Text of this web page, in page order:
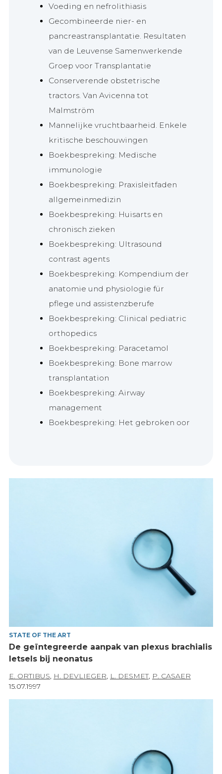
Voeding en nefrolithiasis
Gecombineerde nier- en
pancreastransplantatie. Resultaten
van de Leuvense Samenwerkende
Groep voor Transplantatie
Conserverende obstetrische
tractors. Van Avicenna tot
Malmström
Mannelijke vruchtbaarheid. Enkele
kritische beschouwingen
Boekbespreking: Medische
immunologie
Boekbespreking: Praxisleitfaden
allgemeinmedizin
Boekbespreking: Huisarts en
chronisch zieken
Boekbespreking: Ultrasound
contrast agents
Boekbespreking: Kompendium der
anatomie und physiologie für
pflege und assistenzberufe
Boekbespreking: Clinical pediatric
orthopedics
Boekbespreking: Paracetamol
Boekbespreking: Bone marrow
transplantation
Boekbespreking: Airway
management
Boekbespreking: Het gebroken oor
STATE OF THE ART
De geïntegreerde aanpak van plexus brachialis
letsels bij neonatus
E. ORTIBUS, H. DEVLIEGER, L. DESMET, P. CASAER
15.07.1997